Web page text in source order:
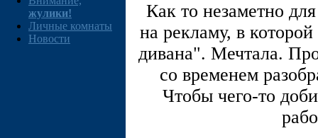
жулики!
Личные комнаты
Новости
Как то незаметно
на рекламу, в
дивана". Мечтала.
со временем
Чтобы чего-то